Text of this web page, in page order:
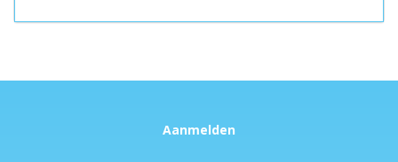
Aanmelden